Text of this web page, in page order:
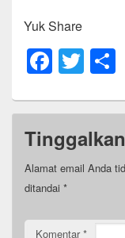
Yuk Share
F
c
e
b
o
o
T
tt
er e
Alamat email Anda
ditandai *
Komentar*